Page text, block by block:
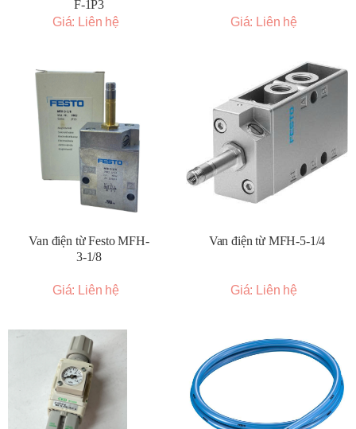
F-1P3
Giá: Liên hệ
Giá: Liên hệ
Van điện từ Festo MFH-
3-1/8
Giá: Liên hệ
Van điện từ MFH-5-1/4
Giá: Liên hệ